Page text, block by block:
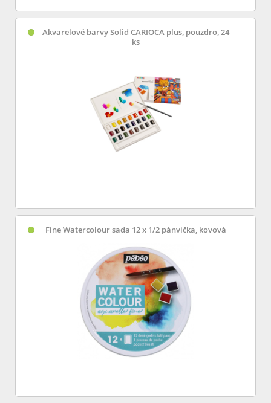
Akvarelové barvy Solid CARIOCA plus, pouzdro, 24
ks
Fine Watercolour sada 12 x 1/2 pánvička, kovová